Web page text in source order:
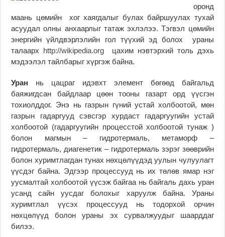
оронд
маань цөмийн хог хаягдалыг булах байршуулах тухай
асуудал олны анхаарлыг татаж эхлэлээ. Тэгвэл цөмийн
энергийн үйлдвэрлэлийн гол түүхий эд болох ураны
талаарх http://wikipedia.org цахим нэвтэрхий толь дэхь
мэдээлэл тайлбарыг хүргэж байна.
Уран нь цацраг идэвхт элемент бөгөөд байгальд
баяжигдсан байдлаар цөөн тооны газарт орд үүсгэн
тохиолддог. Энэ нь газрын гүний устай холбоотой, мөн
газрын гадаргууд сэвсгэр хурдаст гадаргуугийн устай
холбоотой (гадаргуугийн процесстой холбоотой тунаж )
болон магмын – гидротермаль, метаморф –
гидротермаль, диагенетик – гидротермаль зэрэг зөөврийн
болон хуримтлагдан тунах нөхцөлүүдэд уулын чулуулагт
үүсдэг байна. Эдгээр процессууд нь их төлөв ямар нэг
уусмалтай холбоотой үүсэж байгаа нь байгаль дахь уран
усанд сайн уусдаг болохыг харуулж байна. Ураны
хуримтлал үүсэх процессууд нь тодорхой орчин
нөхцөлүүд болон ураны эх сурвалжуудыг шаарддаг
билээ.